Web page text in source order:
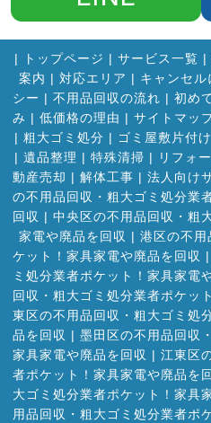
| トップページ | サービス一覧 |
案内 | 対応エリア | キャンセル
シー | 不用品回収の流れ | 初め
み | 低価格の理由 | サイトマッ
| 粗大ゴミ処分 | ゴミ屋敷片付け
| 遺品整理 | 特殊清掃 | リフォ
動産売却 | 解体工事 | 法人向け
の不用品回収・粗大ゴミ処分業
回収 | 中央区の不用品回収・粗
家電や廃品を回収 | 港区の不用
ケット！家具家電や廃品を回収 |
ミ処分業者ポケット！家具家電
回収・粗大ゴミ処分業者ポケッ
東区の不用品回収・粗大ゴミ処
品を回収 | 墨田区の不用品回収
家具家電や廃品を回収 | 江東区
者ポケット！家具家電や廃品を
大ゴミ処分業者ポケット！家具
用品回収・粗大ゴミ処分業者ポ